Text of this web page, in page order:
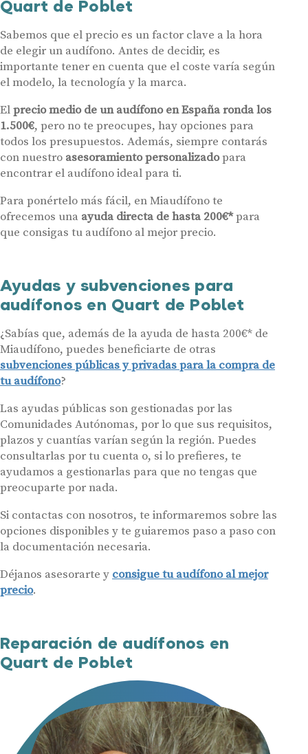
Quart de Poblet
Sabemos que el precio es un factor clave a la hora
de elegir un audífono. Antes de decidir, es
importante tener en cuenta que el coste varía según
el modelo, la tecnología y la marca.
Elprecio medio de un audífono en España ronda los
1.500€, pero no te preocupes, hay opciones para
todos los presupuestos. Además, siempre contarás
con nuestro asesoramiento personalizadopara
encontrar el audífono ideal para ti.
Para ponértelo más fácil, en Miaudífono te
ofrecemos una ayuda directa de hasta 200€*para
que consigas tu audífono al mejor precio.
Ayudas y subvenciones para
audífonos en Quart de Poblet
¿Sabías que, además de la ayuda de hasta 200€* de
Miaudífono, puedes beneficiarte de otras
subvenciones públicas y privadas para la compra de
tu audífono?
Las ayudas públicas son gestionadas por las
Comunidades Autónomas, por lo que sus requisitos,
plazos y cuantías varían según la región. Puedes
consultarlas por tu cuenta o, si lo prefieres, te
ayudamos a gestionarlas para que no tengas que
preocuparte por nada.
Si contactas con nosotros, te informaremos sobre las
opciones disponibles y te guiaremos paso a paso con
la documentación necesaria.
Déjanos asesorarte y consigue tu audífono al mejor
precio.
Reparación de audífonos en
Quart de Poblet
Contacto
Teléfono
Acepto recibir comunicaciones comerciales por parte de Miaudífono
y sus colaboradores según se detalla en nuestrasCondiciones de uso
Acepto la cesión de estos datos a empresas colaboradoras de
Miaudífono para poder ofrecer los servicios solicitados, según se
detalla en nuestrasCondiciones de uso.
Al hacer click en «Contáctanos» declaras haber leído y aceptado nuestra
Política de Privacidad.